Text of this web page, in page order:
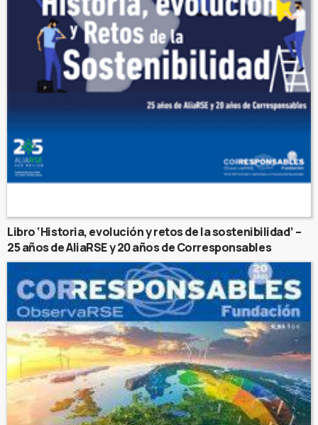
Libro ‘Historia, evolución y retos de la sostenibilidad’ –
25 años de AliaRSE y 20 años de Corresponsables